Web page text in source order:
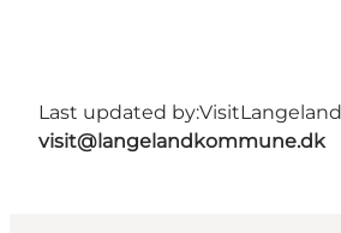
Last updated by:VisitLangeland
visit@langelandkommune.dk